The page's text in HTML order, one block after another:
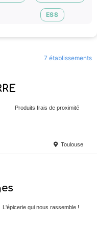
ESS
7 établissements
Produits frais de proximité
Toulouse
L'épicerie qui nous rassemble !